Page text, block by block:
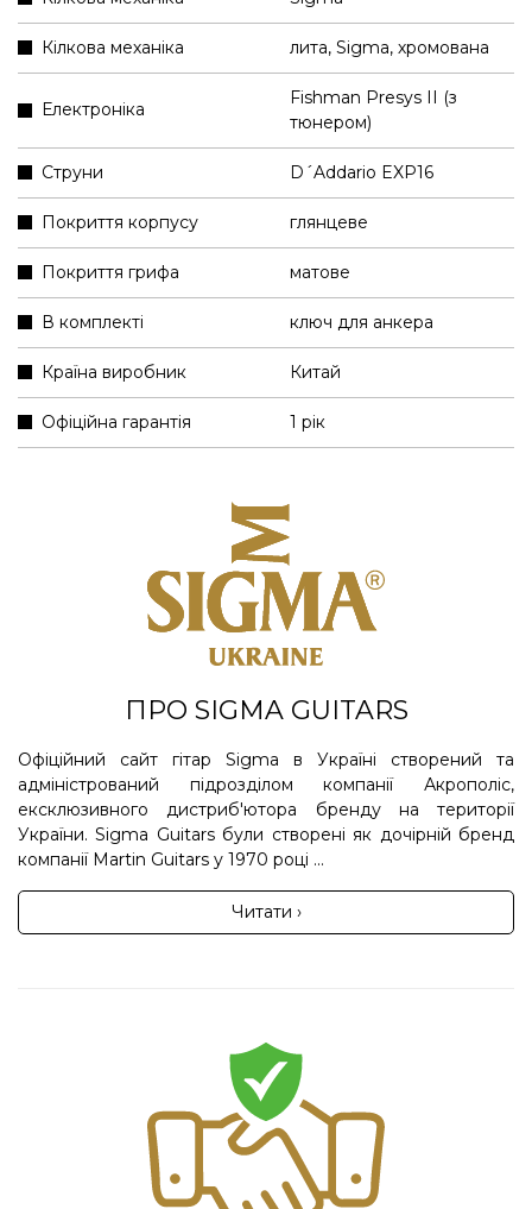
Кілкова механіка лита, Sigma, хромована
Електроніка
Fishman Presys II (з
тюнером)
Струни D´Addario EXP16
Покриття корпусу глянцеве
Покриття грифа матове
В комплекті ключ для анкера
Країна виробник Китай
Офіційна гарантія 1 рік
ПРО SIGMA GUITARS
Офіційний сайт гітар Sigma в Україні створений та
адміністрований підрозділом компанії Акрополіс,
ексклюзивного дистриб'ютора бренду на території
України. Sigma Guitars були створені як дочірній бренд
компанії Martin Guitars у 1970 році ...
Читати ›